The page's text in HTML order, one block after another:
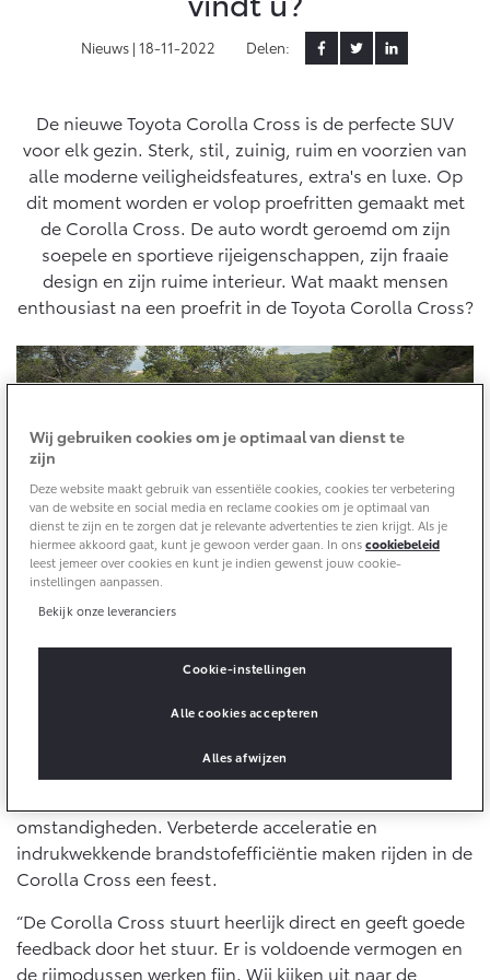
Yaris Cross
HYBRIDE
Vanaf € 31.895,-
Urban Cruiser
BATTERIJ-ELEKTRISCH
Vanaf € 32.995,-
Corolla Hatchback
HYBRIDE
Vanaf € 33.495,-
Corolla Touring Sports
HYBRIDE
Corolla Cross
HYBRIDE
Toyota C-HR
OOK ALS PLUG-IN
Vanaf € 36.495,-
BATTERIJ-ELEKTRISCH
Vanaf € 37.995,-
PLUG-IN HYBRIDE
Vanaf € 49.995,-
Werkplaatsafspraak
APK
Airco check
Vakantiecheck
Hybride Zekerheid Controle
Vervangend vervoer
Toyota handleidingen
Toyota Service Informatie (SIL)
Schade & Garantie
Toyota Pechhulp
Schade & Glasherstel
10 jaar Toyota garantie
10 jaar batterijgarantie
Toyota fabrieksgarantie
Connected
Connected Services
MyToyota login
MyToyota App
Wat is Private Lease?
Bereken je maandbedrag
Private Lease voor ZZP
Financieren
Toyota Betaalplan
Thuislaadpakketten
Laadpas
Energie en slim laden
Verzekeren
Toyota Autoverzekering
Toyota Hybride Autoverzekering
Zakelijk
Zakelijk
Toyota voor de zaak
Leaserijder
ZZP
Wagenparkbeheer
Leasen
Operational Lease
Bedrijfswagens
Bedrijfswagens op maat
Financieren of leasen
Verzekeren
Werkplaatsafspraak maken
Contact en Route
Schade melden
Vraag een brochure aan
Nieuws | 18-11-2022 Delen:
De nieuwe Toyota Corolla Cross is de perfecte SUV
voor elk gezin. Sterk, stil, zuinig, ruim en voorzien van
alle moderne veiligheidsfeatures, extra's en luxe. Op
dit moment worden er volop proefritten gemaakt met
de Corolla Cross. De auto wordt geroemd om zijn
soepele en sportieve rijeigenschappen, zijn fraaie
design en zijn ruime interieur. Wat maakt mensen
enthousiast na een proefrit in de Toyota Corolla Cross?
Nieuwe generatie hybride
nieuwe vijfde generatie hybridetechnologie. Dat geeft
vermogen en lage CO2-uitstoot. Achter het stuur voel
omstandigheden. Verbeterde acceleratie en
indrukwekkende brandstofefficiëntie maken rijden in de
Corolla Cross een feest.
“De Corolla Cross stuurt heerlijk direct en geeft goede
feedback door het stuur. Er is voldoende vermogen en
de rijmodussen werken fijn. Wij kijken uit naar de
Wij gebruiken cookies om je optimaal van dienst te
zijn
Deze website maakt gebruik van essentiële cookies, cookies ter verbetering
van de website en social media en reclame cookies om je optimaal van
dienst te zijn en te zorgen dat je relevante advertenties te zien krijgt. Als je
hiermee akkoord gaat, kunt je gewoon verder gaan. In onscookiebeleid
leest jemeer over cookies en kunt je indien gewenst jouw cookie-
instellingen aanpassen.
Bekijk onze leveranciers
Cookie-instellingen
Alles afwijzen
Alle cookies accepteren